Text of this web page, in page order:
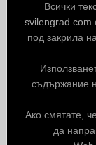
Всички
svilengrad.com
под закрила
съдържание
Ако смятате,
да